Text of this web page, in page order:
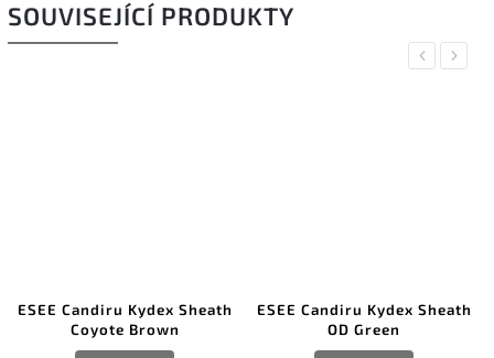
SOUVISEJÍCÍ PRODUKTY
Previous
ESEE Candiru Kydex Sheath
Coyote Brown
ESEE Candiru Kydex Sheath
OD Green
Next